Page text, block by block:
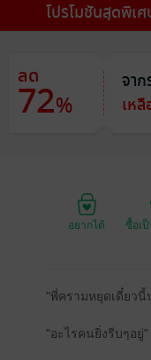
โปรโมชันสุดพิเ
ลด
72%
จา
เห
อยากได้ ซื้อเ
"พี่ครามหยุดเดี๋ยวนี้
"อะไรคนยิ่งรีบๆอยู่"